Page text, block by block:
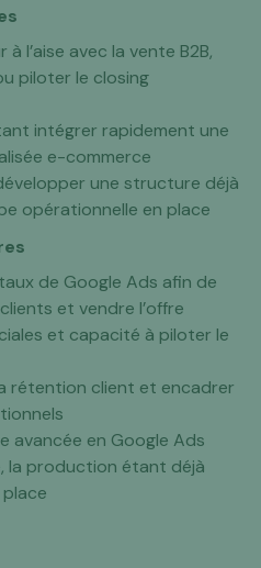
l’aise avec la vente B2B,
piloter le closing
intégrer rapidement une
e-commerce
une structure déjà
opérationnelle en place
de Google Ads afin de
et vendre l’offre
et capacité à piloter le
rétention client et encadrer
avancée en Google Ads
la production étant déjà
place